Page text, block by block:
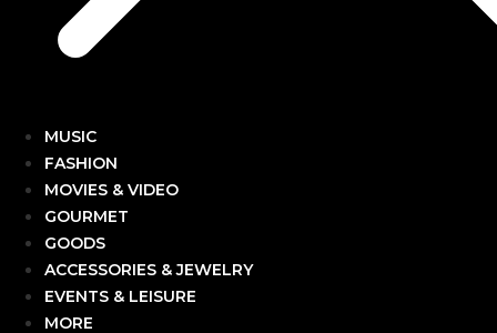
MUSIC
FASHION
MOVIES & VIDEO
GOURMET
GOODS
ACCESSORIES & JEWELRY
EVENTS & LEISURE
MORE